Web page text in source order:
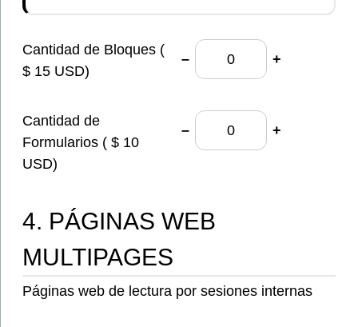
Cantidad de Bloques (
$ 15 USD)
– +
Cantidad de
Formularios ( $ 10
USD)
– +
4. PÁGINAS WEB
MULTIPAGES
Páginas web de lectura por sesiones internas